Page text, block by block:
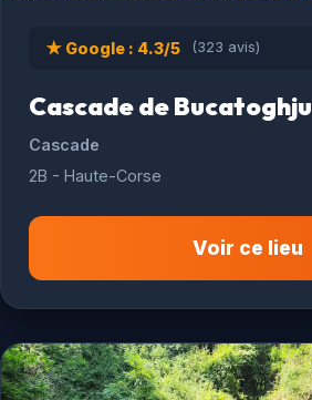
★ Google : 4.3/5 (323 avis)
Cascade de Bucatoghju
Cascade
2B - Haute-Corse
Voir ce lieu